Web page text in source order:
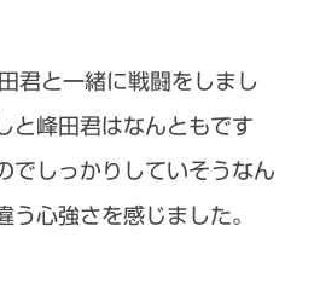
君と一緒に戦闘をしまし
と峰田君はなんともです
でしっかりしていそうなん
う心強さを感じました。